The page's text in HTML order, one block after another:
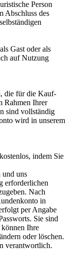
Person
Abschluss des
Gast oder als
auf Nutzung
die für die Kauf-
Rahmen Ihrer
sind vollständig
wird in unserem
indem Sie
und uns
erforderlichen
Nach
in
per Angabe
Sie sind
Ihre
oder löschen.
verantwortlich.